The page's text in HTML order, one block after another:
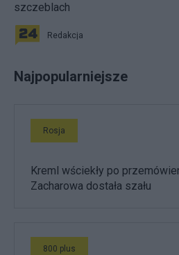
szczeblach
Redakcja
Najpopularniejsze
Rosja
Kreml wściekły po
Zacharowa dostała szału
800 plus